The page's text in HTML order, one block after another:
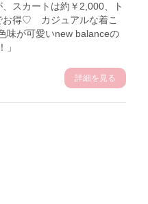
スカートは約￥2,000、ト
お得♡ カジュアルな着こ
味が可愛いnew balanceの
」
詳細を見る